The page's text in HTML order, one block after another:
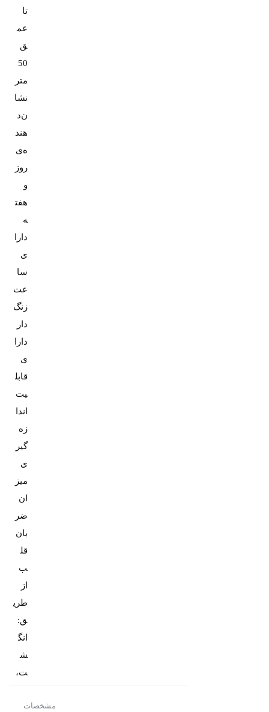
تا
عم
ق
50
متر
نشا
ن‌د
هند
ه‌ی
روز
و
هفت
ه
دارا
ی
سا
عت
زنگ‌
دار
دارا
ی
قابل
یت
اندا
زه‌
گیر
ی
میز
ان
ضر
بان
قل
ب
از
طری
ق:
انگ
ش
ت،
مشخصات